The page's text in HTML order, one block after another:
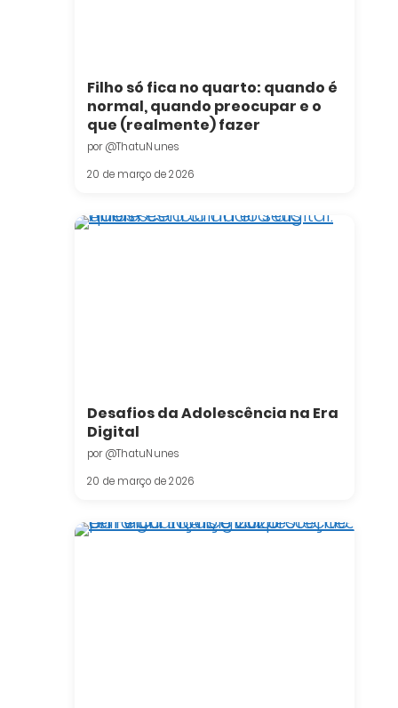
Filho só fica no quarto: quando é
normal, quando preocupar e o
que (realmente) fazer
por @ThatuNunes
20 de março de 2026
Desafios da Adolescência na Era
Digital
por @ThatuNunes
20 de março de 2026